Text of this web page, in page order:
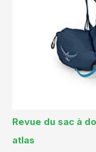
Revue du sac à
atlas